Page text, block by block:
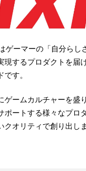
ゲーマーの「自分らし
現するプロダクトを届
す。
ゲームカルチャーを盛
ポートする様々なプロ
クオリティで創り出しま